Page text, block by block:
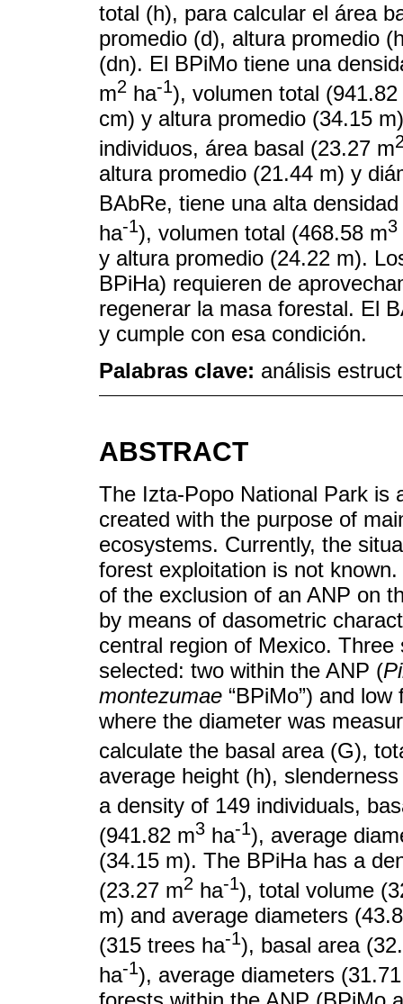
total (h), para calcular el área
promedio (d), altura promedio
(dn). El BPiMo tiene una
m2 ha-1), volumen total (941.82
cm) y altura promedio (34.15
individuos, área basal (23.27 m
altura promedio (21.44 m) y
BAbRe, tiene una alta
ha-1), volumen total (468.58 m3
y altura promedio (24.22 m).
BPiHa) requieren de
regenerar la masa forestal. El
y cumple con esa condición.
Palabras clave: análisis
ABSTRACT
The Izta-Popo National Park is
created with the purpose of
ecosystems. Currently, the
forest exploitation is not
of the exclusion of an ANP on
by means of dasometric
central region of Mexico.
selected: two within the ANP (
montezumae “BPiMo”) and low
where the diameter was
calculate the basal area (G),
average height (h),
a density of 149 individuals,
(941.82 m3 ha-1), average
(34.15 m). The BPiHa has a
(23.27 m2 ha-1), total volume
m) and average diameters
(315 trees ha-1), basal area
ha-1), average diameters